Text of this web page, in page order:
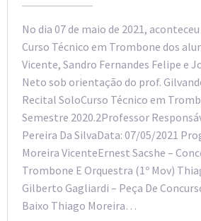
No dia 07 de maio de 2021,
Curso Técnico em Trombone dos
Vicente, Sandro Fernandes Felipe e
Neto sob orientação do prof.
Recital SoloCurso Técnico em
Semestre 2020.2Professor
Pereira Da SilvaData: 07/05/2021
Moreira VicenteErnest Sacshe –
Trombone E Orquestra (1º Mov)
Gilberto Gagliardi – Peça De
Baixo Thiago Moreira…